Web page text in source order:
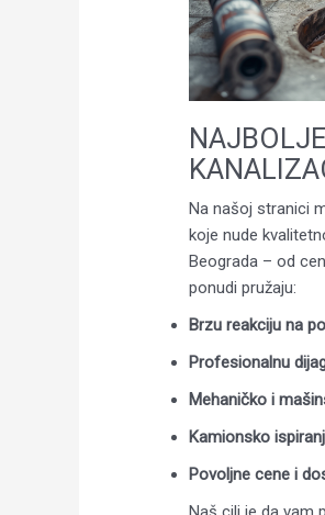
Na našoj stranici
koje nude
Beograda – od
ponudi pružaju:
Brzu reakciju na
Profesionalnu
Mehaničko i
Kamionsko
Povoljne cene i